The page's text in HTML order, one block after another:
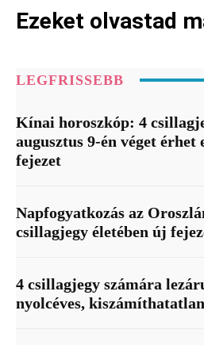
Ezeket olvastad
LEGFRISSEBB
Kínai horoszkóp: 4
augusztus 9-én véget érhet
fejezet
Napfogyatkozás az
csillagjegy életében új
4 csillagjegy számára
nyolcéves,